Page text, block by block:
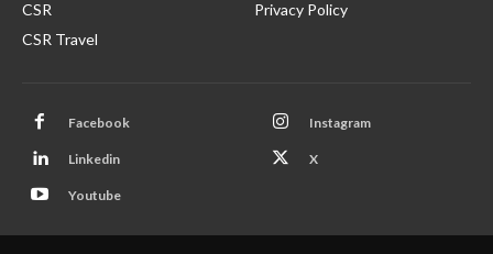
CSR
CSR Travel
Privacy Policy
Facebook Instagram
Linkedin X
Youtube